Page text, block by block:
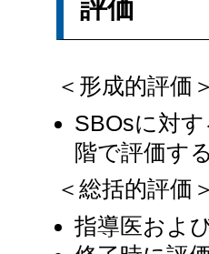
評価
＜形成的評価
SBOsに対
階で評価す
＜総括的評価
指導医およ